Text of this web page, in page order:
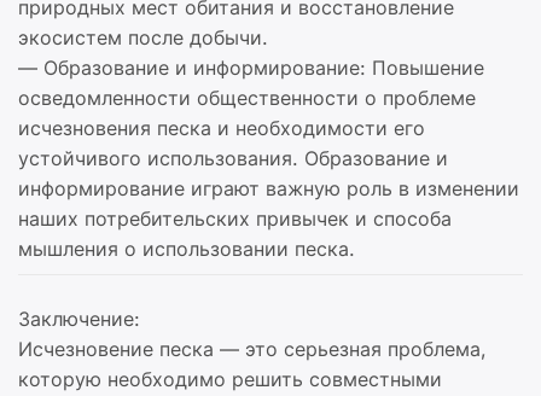
природных мест обитания и восстановление
экосистем после добычи.
— Образование и информирование: Повышение
осведомленности общественности о проблеме
исчезновения песка и необходимости его
устойчивого использования. Образование и
информирование играют важную роль в изменении
наших потребительских привычек и способа
мышления о использовании песка.
Заключение:
Исчезновение песка — это серьезная проблема,
которую необходимо решить совместными